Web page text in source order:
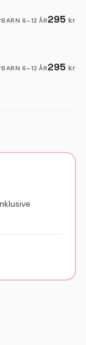
BARN 6–12 ÅR295 kr
BARN 6–12 ÅR295 kr